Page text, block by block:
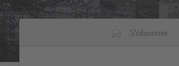
S'abonner